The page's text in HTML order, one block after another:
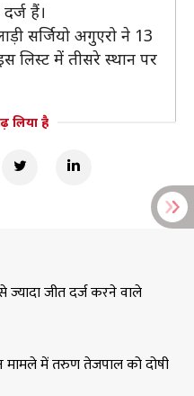
हैं।
सर्जियो अगुएरो ने 13
लिस्ट में तीसरे स्थान पर
लिया है
जीत दर्ज करने वाले
मामले में तरुण तेजपाल को दोषी